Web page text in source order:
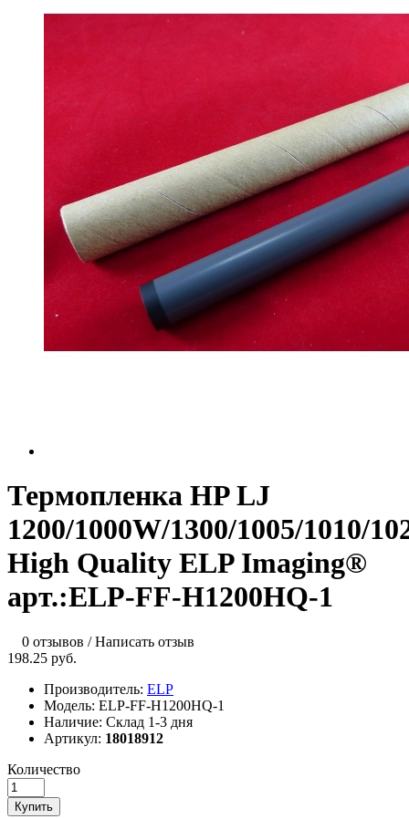
Термопленка HP LJ
1200/1000W/1300/1005/1010/
High Quality ELP Imaging®
арт.:ELP-FF-H1200HQ-1
0 отзывов /Написать отзыв
198.25 руб.
Производитель: ELP
Модель: ELP-FF-H1200HQ-1
Наличие: Склад 1-3 дня
Артикул: 18018912
Количество
Купить